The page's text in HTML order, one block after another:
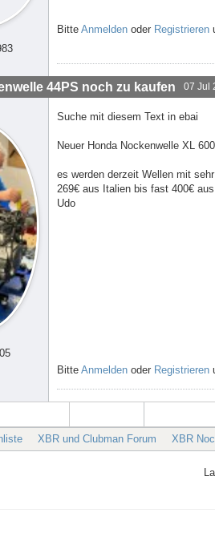
Bitte Anmelden oder Registrieren
44PS noch zu kaufen 07 Jul
Suche mit diesem Text in ebai
Neuer Honda Nockenwelle XL
es werden derzeit Wellen mit
269€ aus Italien bis fast 400€ aus
Udo
Bitte Anmelden oder Registrieren
XBR und Clubman Forum XBR